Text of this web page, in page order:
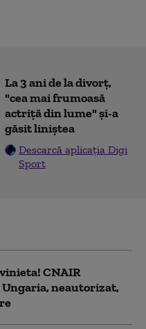
La 3 ani de la divorț,
"cea mai frumoasă
actriță din lume" și-a
găsit liniștea
Descarcă aplicația Digi
Sport
CNAIR
neautorizat,